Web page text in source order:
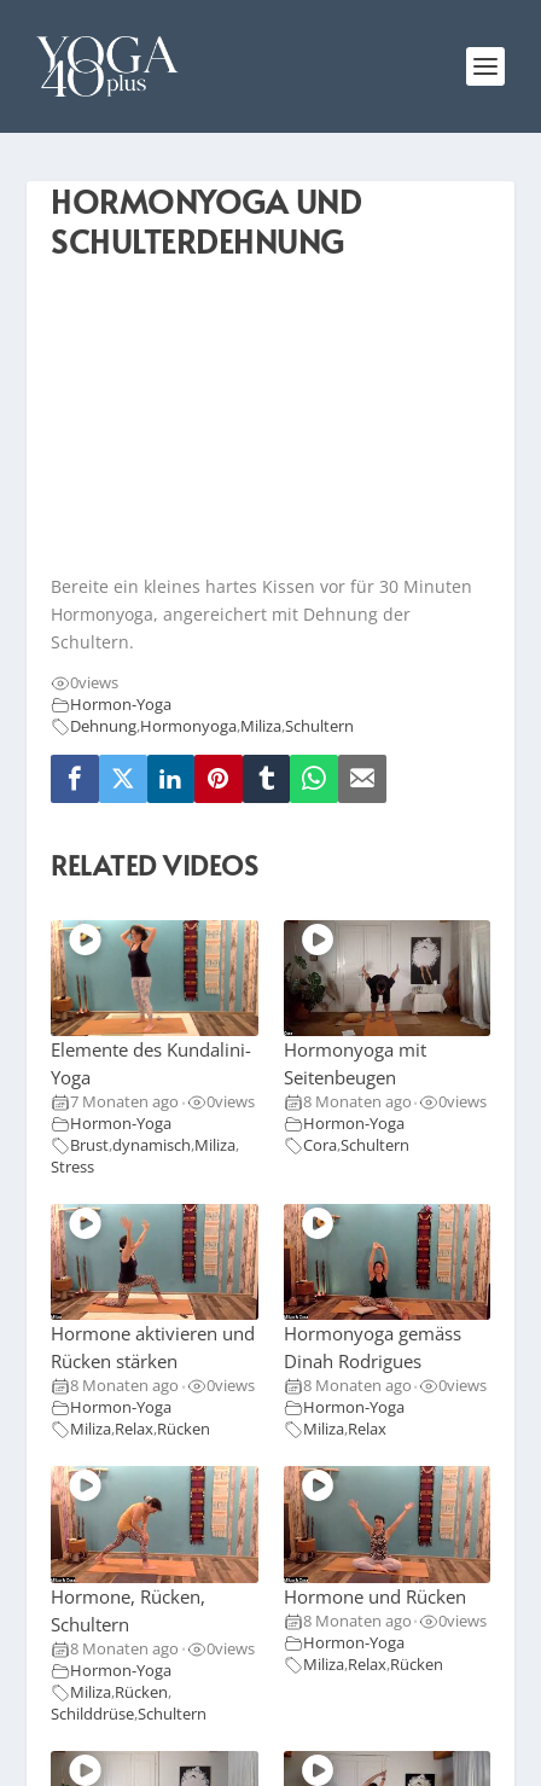
HORMONYOGA UND
SCHULTERDEHNUNG
Bereite ein kleines hartes Kissen vor für 30 Minuten
Hormonyoga, angereichert mit Dehnung der
Schultern.
0views
Hormon-Yoga
Dehnung,Hormonyoga,Miliza,Schultern
RELATED VIDEOS
Elemente des Kundalini-
Yoga
7 Monaten ago • 0views
Hormon-Yoga
Brust,dynamisch,Miliza,
Stress
Hormonyoga mit
Seitenbeugen
8 Monaten ago • 0views
Hormon-Yoga
Cora,Schultern
Hormone aktivieren und
Rücken stärken
8 Monaten ago • 0views
Hormon-Yoga
Miliza,Relax,Rücken
Hormonyoga gemäss
Dinah Rodrigues
8 Monaten ago • 0views
Hormon-Yoga
Miliza,Relax
Hormone, Rücken,
Schultern
8 Monaten ago • 0views
Hormon-Yoga
Miliza,Rücken,
Schilddrüse,Schultern
Hormone und Rücken
8 Monaten ago • 0views
Hormon-Yoga
Miliza,Relax,Rücken